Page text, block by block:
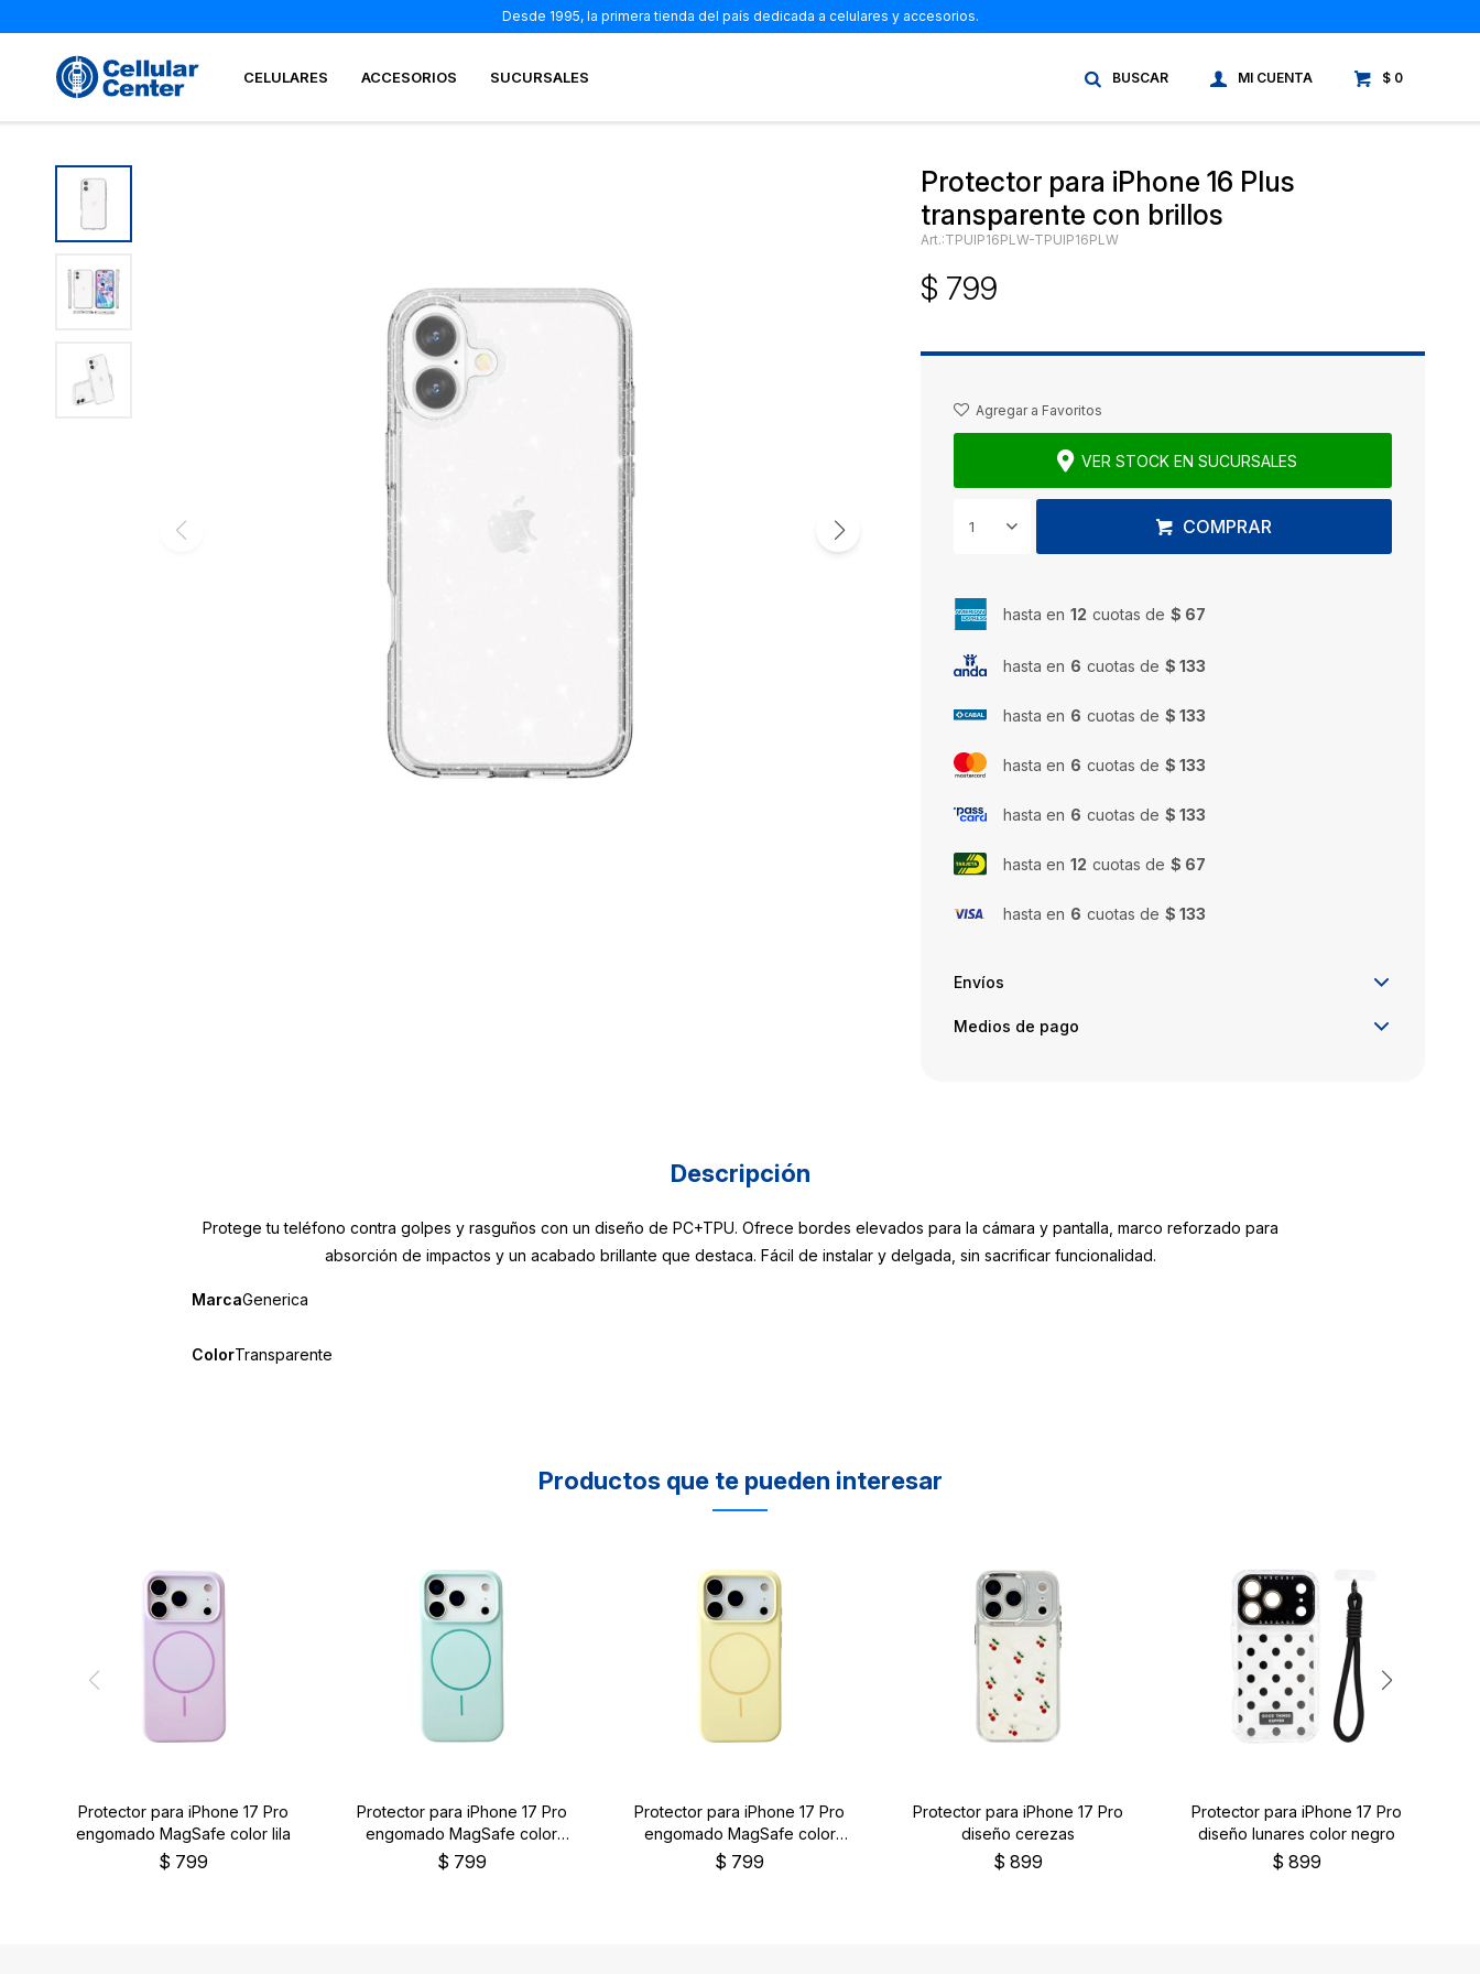
CELULARES ACCESORIOS SUCURSALES $ 0
Desde 1995, la primera tienda del país dedicada a celulares y accesorios.
Protector para iPhone 16 Plus
transparente con brillos
TPUIP16PLW-TPUIP16PLW
$ 799
VER STOCK EN SUCURSALES
1 COMPRAR
hasta en 12 cuotas de $ 67
hasta en 6 cuotas de $ 133
hasta en 6 cuotas de $ 133
hasta en 6 cuotas de $ 133
hasta en 6 cuotas de $ 133
hasta en 12 cuotas de $ 67
hasta en 6 cuotas de $ 133
Envíos
Medios de pago
Descripción
Protege tu teléfono contra golpes y rasguños con un diseño de PC+TPU. Ofrece bordes elevados para la cámara y pantalla, marco reforzado para
absorción de impactos y un acabado brillante que destaca. Fácil de instalar y delgada, sin sacrificar funcionalidad.
MarcaGenerica
ColorTransparente
Productos que te pueden interesar
Protector para iPhone 17 Pro
engomado MagSafe color lila
$ 799
Protector para iPhone 17 Pro
engomado MagSafe color
verde
$ 799
Protector para iPhone 17 Pro
engomado MagSafe color
amarillo
$ 799
Protector para iPhone 17 Pro
diseño cerezas
$ 899
Protector para iPhone 17 Pro
diseño lunares color negro
$ 899